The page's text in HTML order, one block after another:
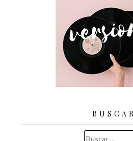
BUSCAR
Buscar: